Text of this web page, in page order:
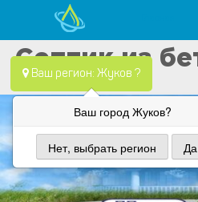
Skip
content
Водопровод — монтаж систем
Компания Водопровод
Ваш регион: Жуков ?
Ваш город Жуков?
Нет, выбрать регион Да
Септик из